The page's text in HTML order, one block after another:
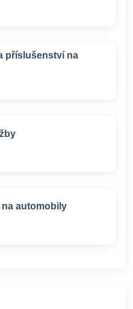
příslušenství na
na automobily